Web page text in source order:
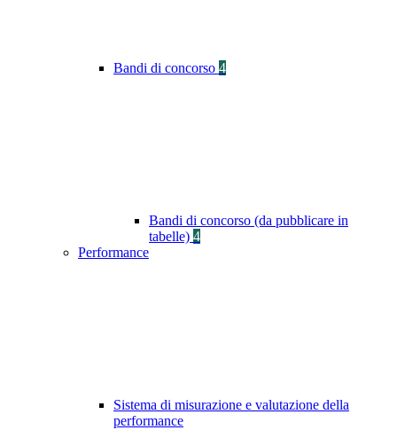
Bandi di concorso 4
Bandi di concorso (da pubblicare in
tabelle) 4
Performance
Sistema di misurazione e valutazione della
performance